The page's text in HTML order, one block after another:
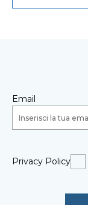
Email
Privacy Policy